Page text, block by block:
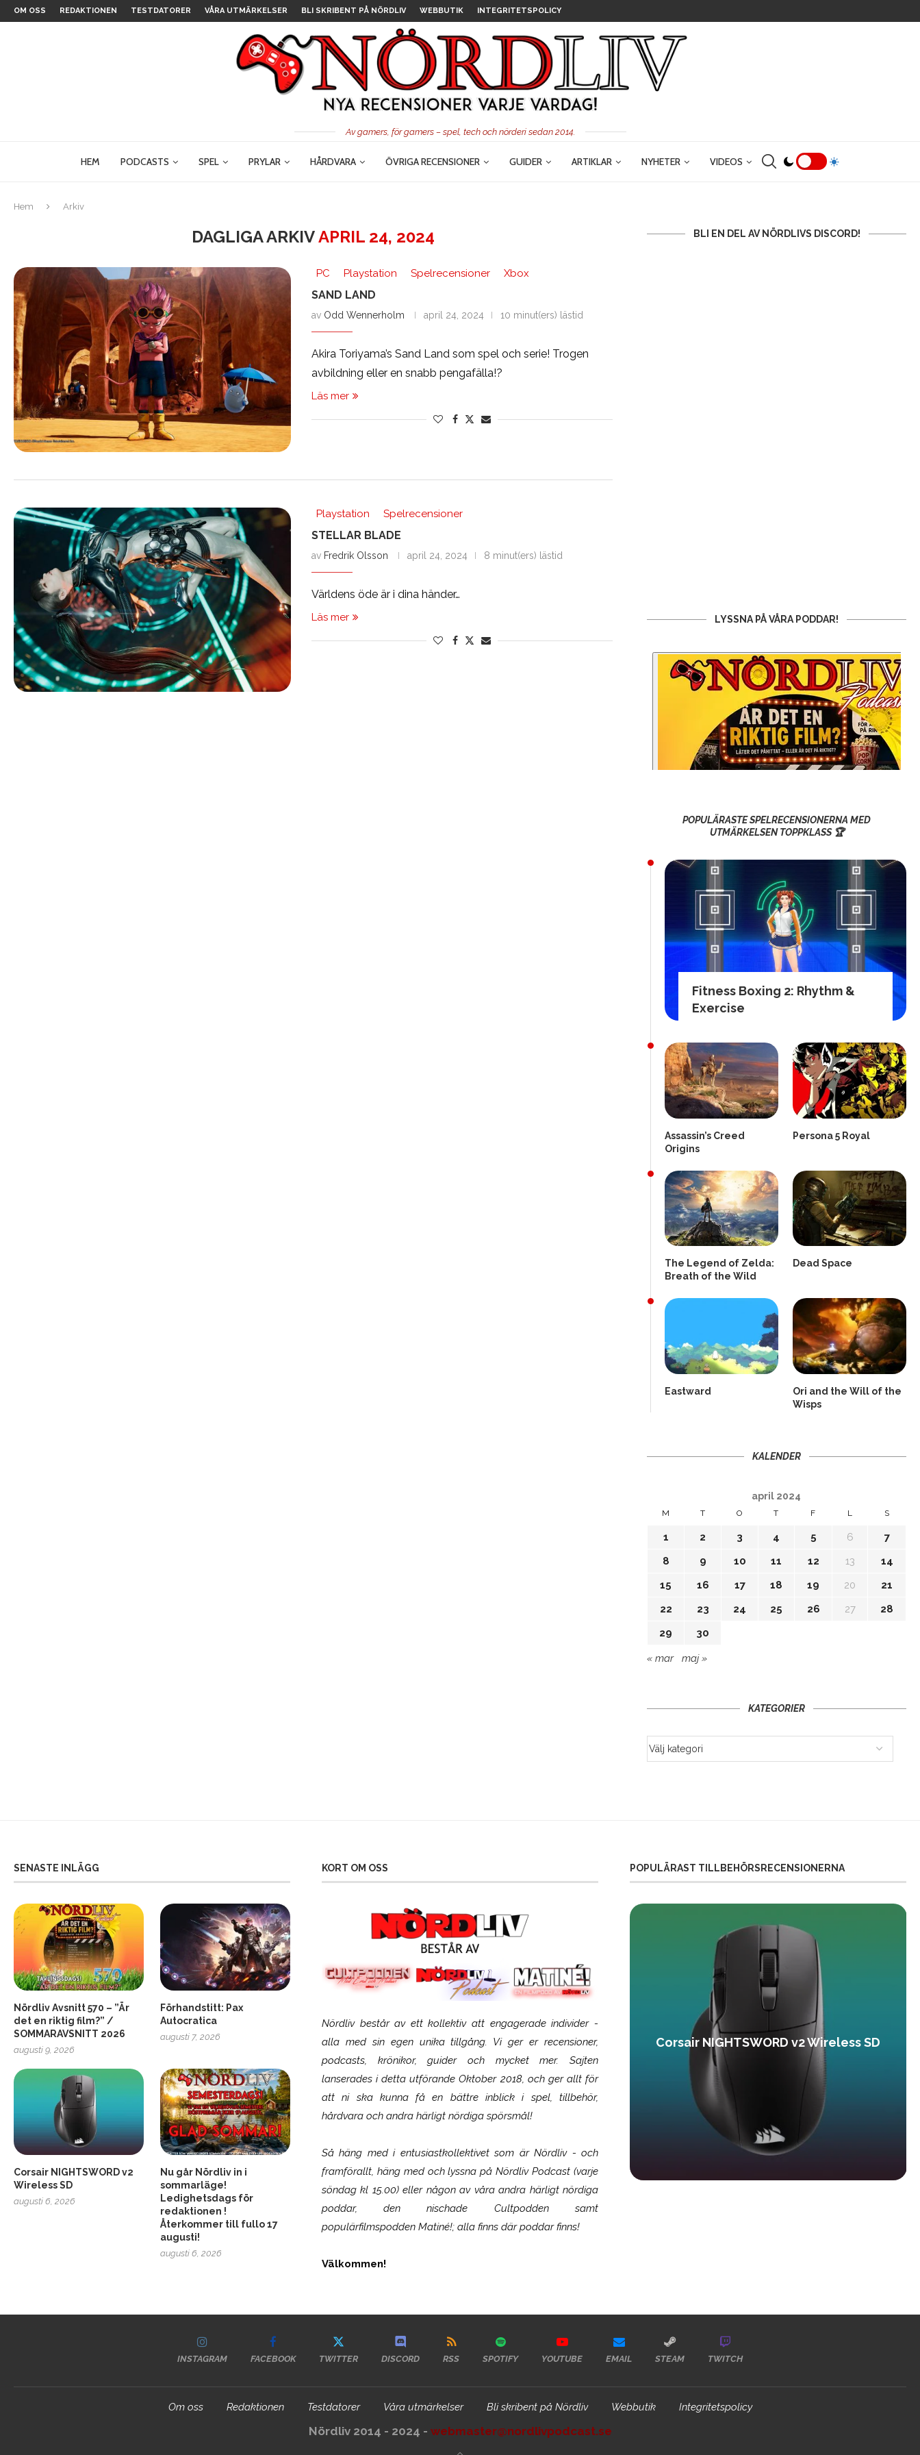
OM OSS REDAKTIONEN TESTDATORER VÅRA UTMÄRKELSER BLI SKRIBENT PÅ NÖRDLIV WEBBUTIK INTEGRITETSPOLICY
Av gamers, för gamers – spel, tech och nörderi sedan 2014.
HEM PODCASTS SPEL PRYLAR HÅRDVARA ÖVRIGA RECENSIONER GUIDER ARTIKLAR NYHETER VIDEOS
Hem Arkiv
DAGLIGA ARKIVAPRIL 24, 2024
PC Playstation Spelrecensioner Xbox
SAND LAND
av Odd Wennerholm april 24, 2024 10 minut(ers) lästid
Akira Toriyama’s Sand Land som spel och serie! Trogen
avbildning eller en snabb pengafälla!?
Läs mer
Playstation Spelrecensioner
STELLAR BLADE
av Fredrik Olsson april 24, 2024 8 minut(ers) lästid
Världens öde är i dina händer…
Läs mer
BLI EN DEL AV NÖRDLIVS DISCORD!
LYSSNA PÅ VÅRA PODDAR!
POPULÄRASTE SPELRECENSIONERNA MED
UTMÄRKELSEN TOPPKLASS 🏆
Fitness Boxing 2: Rhythm &
Exercise
Assassin’s Creed
Origins
Persona 5 Royal
The Legend of Zelda:
Breath of the Wild
Dead Space
Eastward
Ori and the Will of the
Wisps
KALENDER
april 2024
M T O T F L S
1 2 3 4 5 6
7
8
9 10 11 12 13
14
15
16 17 18 19 20
21
22
23 24 25 26 27
28
29
30
« mar maj »
KATEGORIER
SENASTE INLÄGG
Nördliv Avsnitt 570 – ”Är
det en riktig film?” /
SOMMARAVSNITT 2026
augusti 9, 2026
Förhandstitt: Pax
Autocratica
augusti 7, 2026
Corsair NIGHTSWORD v2
Wireless SD
augusti 6, 2026
Nu går Nördliv in i
sommarläge!
Ledighetsdags för
redaktionen !
Återkommer till fullo 17
augusti!
augusti 6, 2026
KORT OM OSS
Nördliv består av ett kollektiv att engagerade individer -
alla med sin egen unika tillgång. Vi ger er recensioner,
podcasts, krönikor, guider och mycket mer. Sajten
lanserades i detta utförande Oktober 2018, och ger allt för
att ni ska kunna få en bättre inblick i spel, tillbehör,
hårdvara och andra härligt nördiga spörsmål!
Så häng med i entusiastkollektivet som ärNördliv- och
framförallt, häng med och lyssna på Nördliv Podcast (varje
söndag kl 15.00) eller någon av våra andra härligt nördiga
poddar, den nischade Cultpodden samt
populärfilmspodden Matiné!; alla finns där poddar finns!
Välkommen!
POPULÄRAST TILLBEHÖRSRECENSIONERNA
Soundcore Liberty 5 Pro SCUF Gaming Omega Corsair NIGHTSWORD v2 Wireless SD
INSTAGRAM FACEBOOK TWITTER DISCORD RSS SPOTIFY YOUTUBE EMAIL STEAM TWITCH
Om oss Redaktionen Testdatorer Våra utmärkelser Bli skribent på Nördliv Webbutik Integritetspolicy
Nördliv 2014 - 2024 - webmaster@nordlivpodcast.se